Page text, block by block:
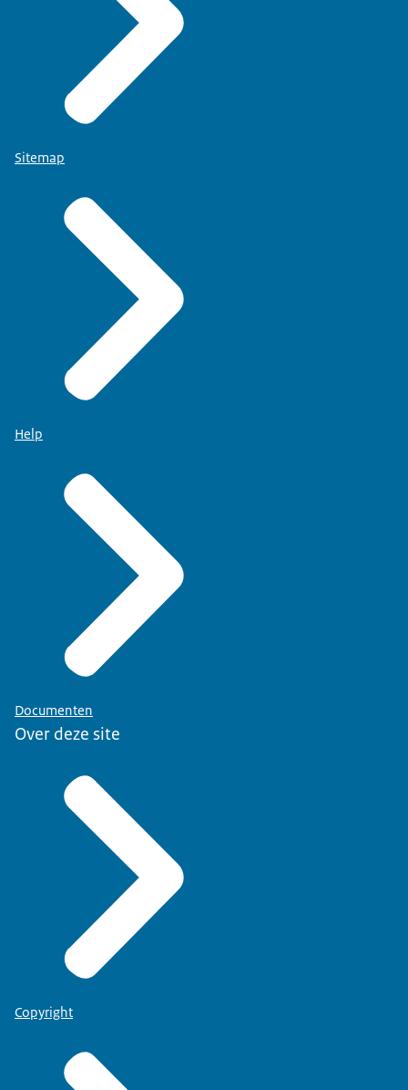
Sitemap
Help
Documenten
Over deze site
Copyright